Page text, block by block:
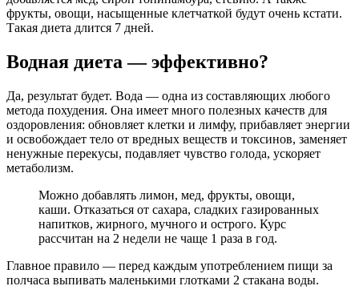
фрукты, овощи, насыщенные клетчаткой будут очень кстати.
Такая диета длится 7 дней.
Водная диета — эффективно?
Да, результат будет. Вода — одна из составляющих любого
метода похудения. Она имеет много полезных качеств для
оздоровления: обновляет клетки и лимфу, прибавляет энергии
и освобождает тело от вредных веществ и токсинов, заменяет
ненужные перекусы, подавляет чувство голода, ускоряет
метаболизм.
Можно добавлять лимон, мед, фрукты, овощи,
каши. Отказаться от сахара, сладких газированных
напитков, жирного, мучного и острого. Курс
рассчитан на 2 недели не чаще 1 раза в год.
Главное правило — перед каждым употреблением пищи за
полчаса выпивать маленькими глотками 2 стакана воды.